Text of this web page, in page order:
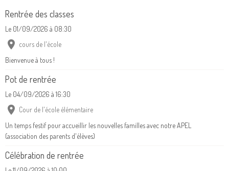
Rentrée des classes
Le 01/09/2026 à 08:30
cours de l'école
Bienvenue à tous !
Pot de rentrée
Le 04/09/2026 à 16:30
Cour de l'école élémentaire
Un temps festif pour accueillir les nouvelles familles avec notre APEL
(association des parents d'élèves)
Célébration de rentrée